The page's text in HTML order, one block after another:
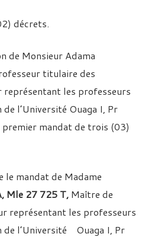
décrets.
de Monsieur Adama
titulaire des
les professeurs
l’Université Ouaga I, Pr
mandat de trois (03)
le mandat de Madame
Mle 27 725 T, Maître de
représentant les professeurs
de l’Université Ouaga I, Pr